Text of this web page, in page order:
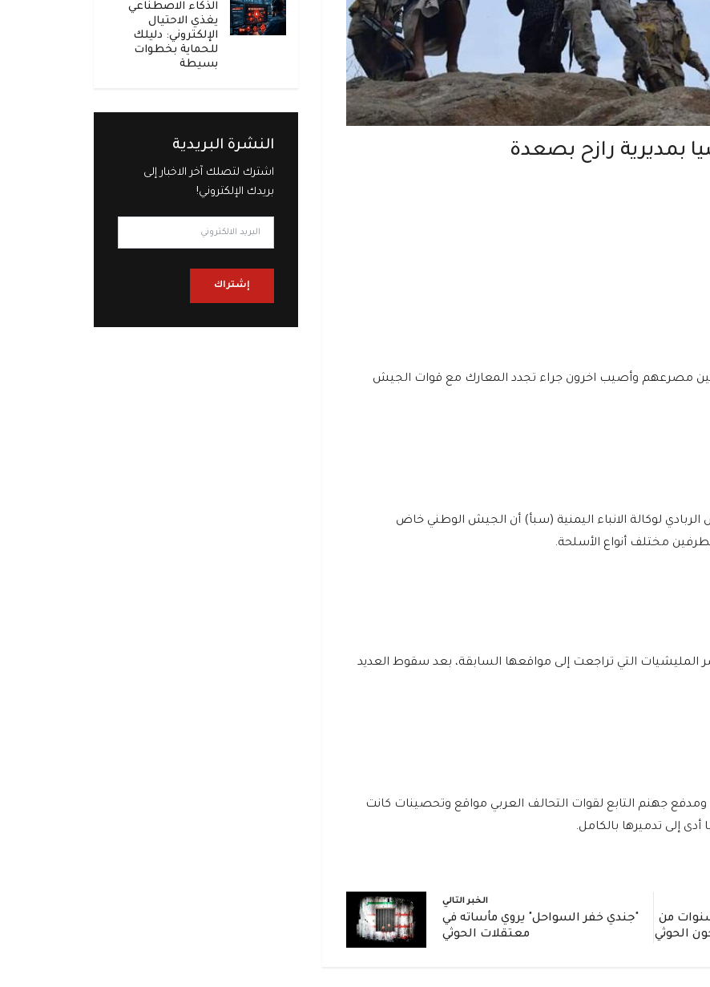
بمديرية رازح بصعدة
مصرعهم وأصيب اخرون جراء تجدد المعارك مع قوات الجيش
لوكالة الانباء اليمنية (سبأ) أن الجيش الوطني خاض
مختلف أنواع الأسلحة.
المليشيات التي تراجعت إلى مواقعها السابقة، بعد سقوط العديد
جهنم التابع لقوات التحالف العربي مواقع وتحصينات كانت
إلى تدميرها بالكامل.
مؤثرة: جندي يروي 3 سنوات من
الحوثي
الخبر التالي
"جندي خفر السواحل" يروي مأساته في
معتقلات الحوثي
الذكاء الاصطناعي
يغذي الاحتيال
الإلكتروني: دليلك
للحماية بخطوات
بسيطة
النشرة البريدية
اشترك لتصلك آخر الاخبار إلى
بريدك الإلكتروني!
إشتراك